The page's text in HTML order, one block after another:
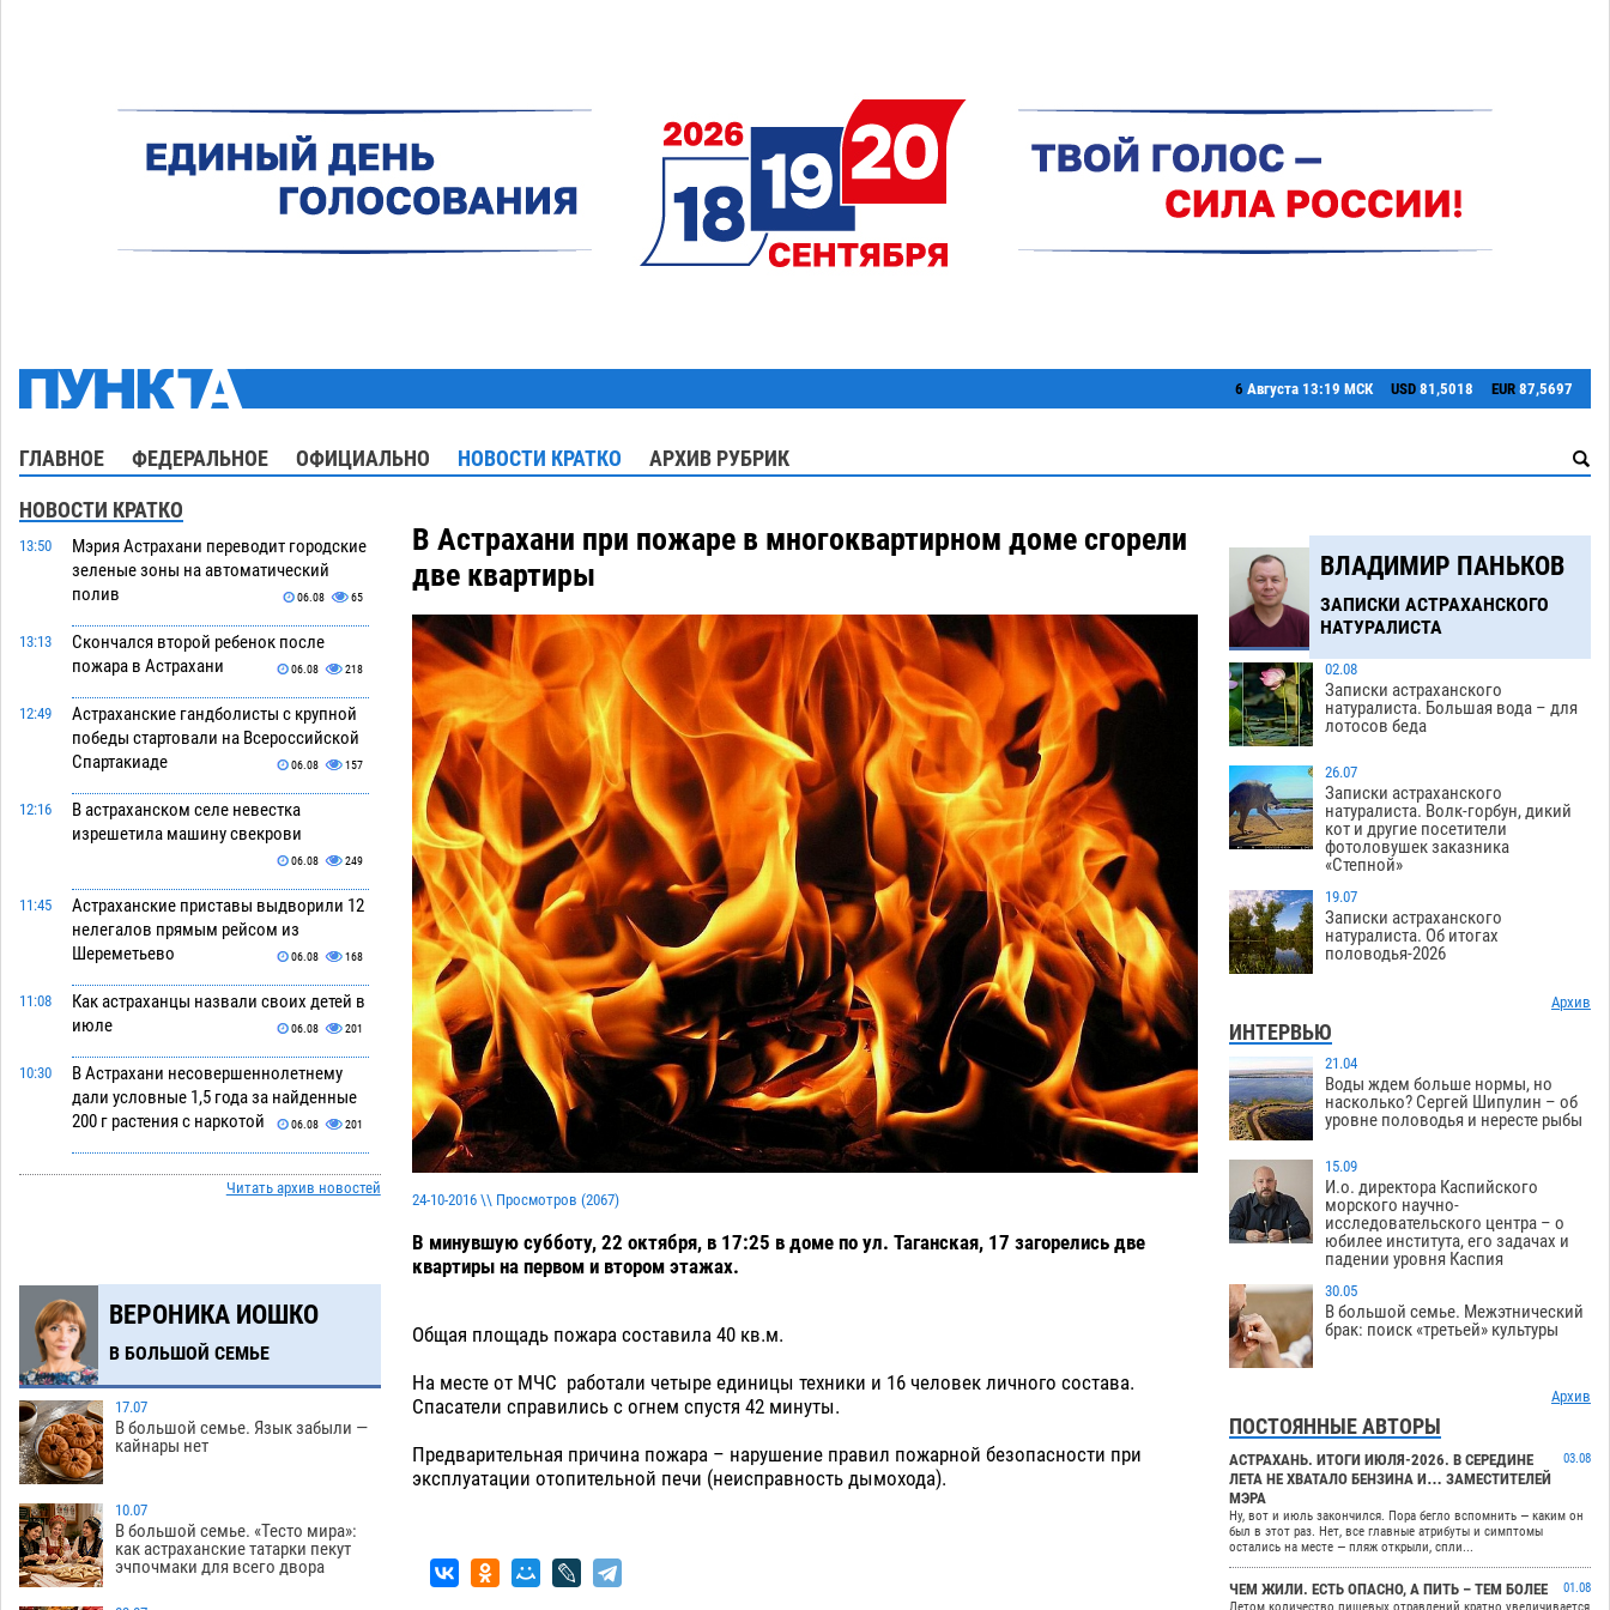
6 Августа 13:19 МСК USD 81,5018 EUR 87,5697
ГЛАВНОЕ ФЕДЕРАЛЬНОЕ ОФИЦИАЛЬНО НОВОСТИ КРАТКО АРХИВ РУБРИК
НОВОСТИ КРАТКО
13:50
Мэрия Астрахани переводит городские
зеленые зоны на автоматический
полив
06.08 65
13:13
Скончался второй ребенок после
пожара в Астрахани
06.08 218
12:49
Астраханские гандболисты с крупной
победы стартовали на Всероссийской
Спартакиаде
06.08 157
12:16
В астраханском селе невестка
изрешетила машину свекрови
06.08 249
11:45
Астраханские приставы выдворили 12
нелегалов прямым рейсом из
Шереметьево
06.08 168
11:08
Как астраханцы назвали своих детей в
июле
06.08 201
10:30
В Астрахани несовершеннолетнему
дали условные 1,5 года за найденные
200 г растения с наркотой
06.08 201
Астраханский детский омбудсмен
помогла многодетному отцу вернуть
новой крышей за шестнадцать
миллионов
06.08
08:29
Астраханские спасатели назвали
причину пожара, в котором погиб 3-
месячный малыш
07:38
Арендатор заплатит миллионы за
порчу солью астраханских
сельхозугодий
20:27
Завтра погода вновь заставит
астраханцев жариться
05.08
Читать архив новостей
ВЕРОНИКА ИОШКО
В БОЛЬШОЙ СЕМЬЕ
17.07
В большой семье. Язык забыли —
кайнары нет
10.07
В большой семье. «Тесто мира»:
как астраханские татарки пекут
эчпочмаки для всего двора
В Астрахани при пожаре в многоквартирном доме сгорели
две квартиры
24-10-2016 \\ Просмотров (2067)
В минувшую субботу, 22 октября, в 17:25 в доме по ул. Таганская, 17 загорелись две
квартиры на первом и втором этажах.
Общая площадь пожара составила 40 кв.м.
На месте от МЧС работали четыре единицы техники и 16 человек личного состава.
Спасатели справились с огнем спустя 42 минуты.
Предварительная причина пожара – нарушение правил пожарной безопасности при
эксплуатации отопительной печи (неисправность дымохода).
ВЛАДИМИР ПАНЬКОВ
ЗАПИСКИ АСТРАХАНСКОГО
НАТУРАЛИСТА
02.08
Записки астраханского
натуралиста. Большая вода – для
лотосов беда
26.07
Записки астраханского
натуралиста. Волк-горбун, дикий
кот и другие посетители
фотоловушек заказника
«Степной»
19.07
Записки астраханского
натуралиста. Об итогах
половодья-2026
Архив
ИНТЕРВЬЮ
21.04
Воды ждем больше нормы, но
насколько? Сергей Шипулин – об
уровне половодья и нересте рыбы
15.09
И.о. директора Каспийского
морского научно-
исследовательского центра – о
юбилее института, его задачах и
падении уровня Каспия
30.05
В большой семье. Межэтнический
брак: поиск «третьей» культуры
Архив
ПОСТОЯННЫЕ АВТОРЫ
АСТРАХАНЬ. ИТОГИ ИЮЛЯ-2026. В СЕРЕДИНЕ
ЛЕТА НЕ ХВАТАЛО БЕНЗИНА И… ЗАМЕСТИТЕЛЕЙ
МЭРА
03.08
Ну, вот и июль закончился. Пора бегло вспомнить — каким он
был в этот раз. Нет, все главные атрибуты и симптомы
остались на месте — пляж открыли, спли...
ЧЕМ ЖИЛИ. ЕСТЬ ОПАСНО, А ПИТЬ – ТЕМ БОЛЕЕ
01.08